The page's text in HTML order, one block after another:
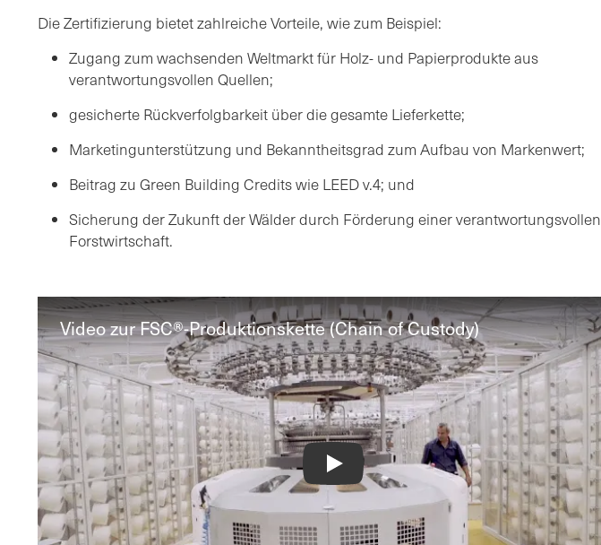
Die Zertifizierung bietet zahlreiche Vorteile, wie zum Beispiel:
Zugang zum wachsenden Weltmarkt für Holz- und Papierprodukte aus
verantwortungsvollen Quellen;
gesicherte Rückverfolgbarkeit über die gesamte Lieferkette;
Marketingunterstützung und Bekanntheitsgrad zum Aufbau von Markenwert;
Beitrag zu Green Building Credits wie LEED v.4; und
Sicherung der Zukunft der Wälder durch Förderung einer verantwortungsvollen
Forstwirtschaft.
Video zur FSC®-Produktionskette (Chain of Custody)
FSC® Chain of Custody Video